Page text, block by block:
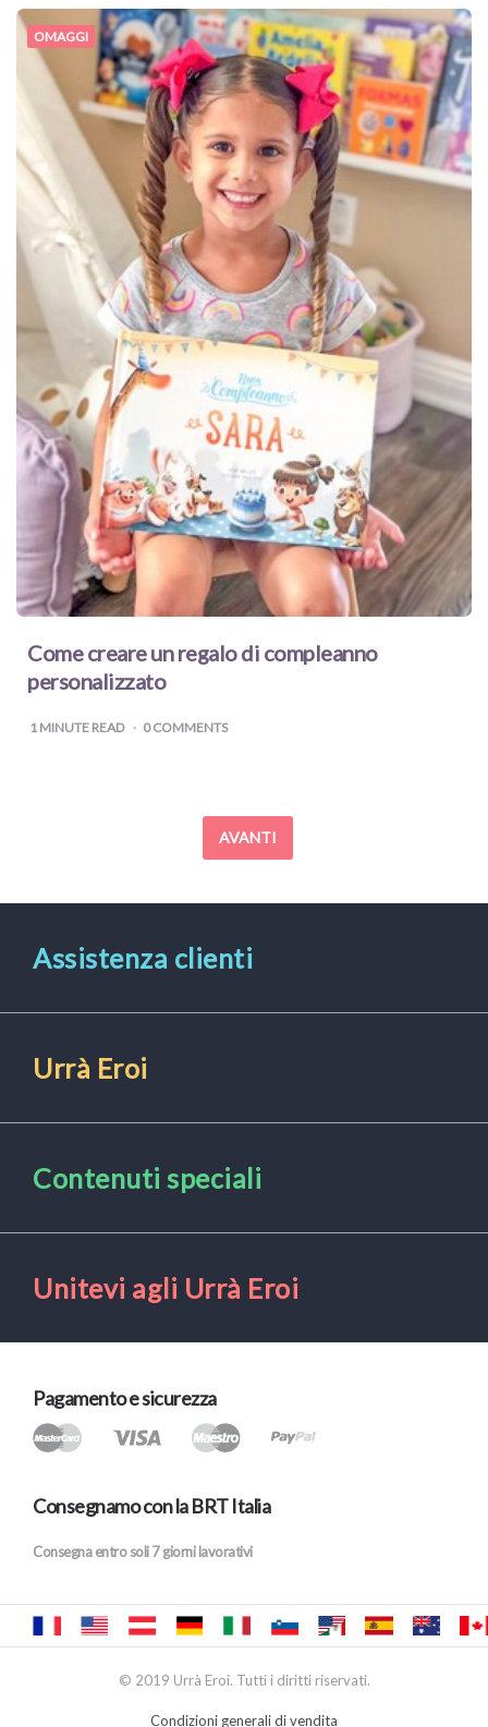
OMAGGI
Come creare un regalo di compleanno
personalizzato
1 MINUTE READ 0 COMMENTS
AVANTI
Assistenza clienti
Urrà Eroi
Contenuti speciali
Unitevi agli Urrà Eroi
Pagamento e sicurezza
Consegnamo con la BRT Italia
Consegna entro soli 7 giorni lavorativi
© 2019 Urrà Eroi. Tutti i diritti riservati.
Condizioni generali di vendita